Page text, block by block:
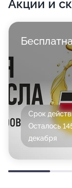
Акции и
Срок
Осталось
декабря